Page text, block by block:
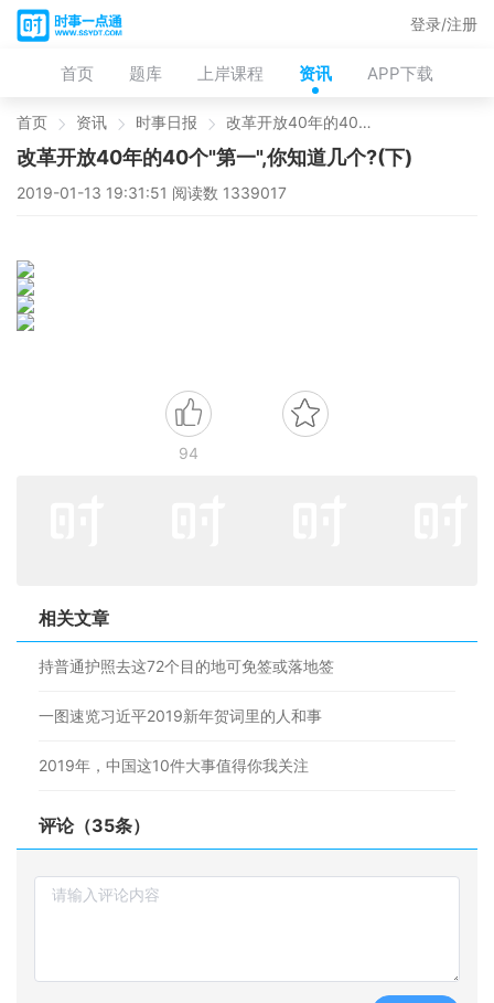
首页 题库 上岸课程 资讯 APP下载
登录/注册
首页 资讯 时事日报 改革开放40年的40个"第一",你知道几个?(下)
改革开放40年的40个"第一",你知道几个?(下)
2019-01-13 19:31:51 阅读数 1339017
94
相关文章
持普通护照去这72个目的地可免签或落地签
一图速览习近平2019新年贺词里的人和事
2019年，中国这10件大事值得你我关注
评论（35条）